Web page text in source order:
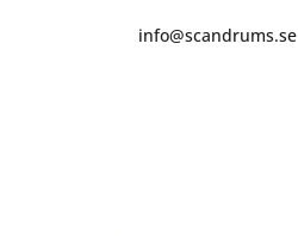
info@scandrums.se